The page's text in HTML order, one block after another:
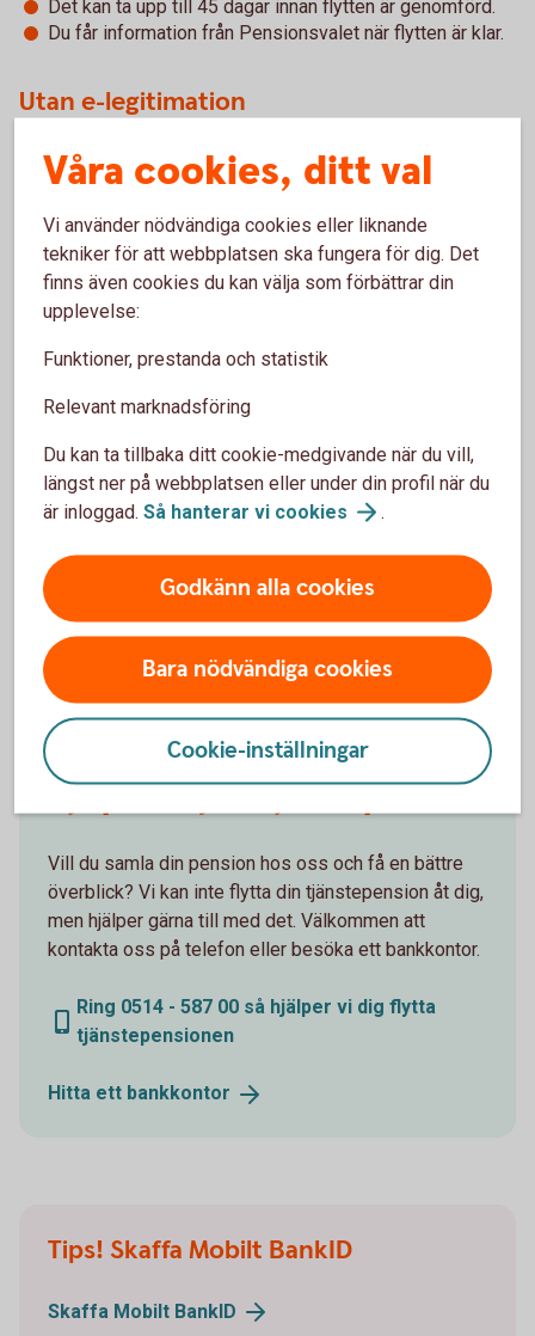
Det kan ta upp till 45 dagar innan flytten är genomförd.
Du får information från Pensionsvalet när flytten är klar.
Utan e-legitimation
Du som inte har e-legitimation kan för närvarande inte
flytta intjänat pensionskapital eller göra omval för nya
Undantag:Utlandsboende och personer med skyddad
identitet kontaktar Pensionsvalet för hjälp med flytt av
befintligt kapital.
Åse Viste Sparbanks erbjudande
Swedbanks entrélösning inom KAP-KL och AKAP-KR
Vill du samla din pension hos oss och få en bättre
överblick? Vi kan inte flytta din tjänstepension åt dig,
men hjälper gärna till med det. Välkommen att
kontakta oss på telefon eller besöka ett bankkontor.
Ring 0514 - 587 00 så hjälper vi dig flytta
tjänstepensionen
Hitta ett bankkontor
Få hjälp med
flytt av pension
Tips! Skaffa Mobilt BankID
Skaffa Mobilt BankID
Våra cookies, ditt val
Vi använder nödvändiga cookies eller liknande
tekniker för att webbplatsen ska fungera för dig. Det
finns även cookies du kan välja som förbättrar din
upplevelse:
Funktioner, prestanda och statistik
Relevant marknadsföring
Du kan ta tillbaka ditt cookie-medgivande när du vill,
längst ner på webbplatsen eller under din profil när du
är inloggad. Så hanterar vi cookies .
Godkänn alla cookies
Bara nödvändiga cookies
Cookie-inställningar